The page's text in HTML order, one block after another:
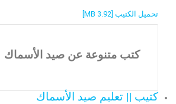
تحميل الكتيب [3.92 MB]
كتب متنوعة عن صيد الأسماك
كتيب || تعليم صيد الأسماك